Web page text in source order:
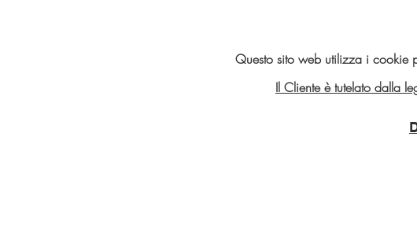
Questo sito web utilizza i cookie
Il Cliente è tutelato dalla